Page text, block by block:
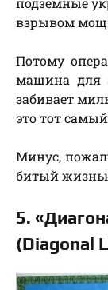
взрывом
Потому
машина для
забивает
это тот
Минус,
битый
5.
(Diagonal